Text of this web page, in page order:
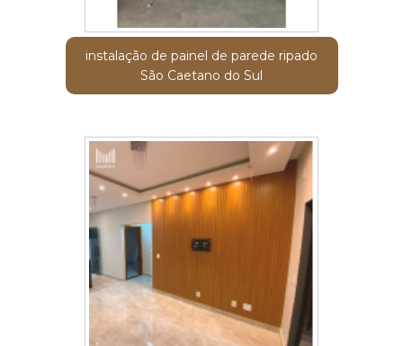
instalação de painel de parede ripado
São Caetano do Sul